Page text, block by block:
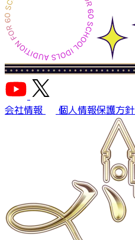
会社情報 個人情報保護方針